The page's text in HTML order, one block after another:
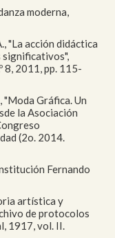
moderna,
"La acción didáctica
significativos",
8, 2011, pp. 115-
"Moda Gráfica. Un
la Asociación
(2o. 2014.
Fernando
artística y
de protocolos
1917, vol. II.